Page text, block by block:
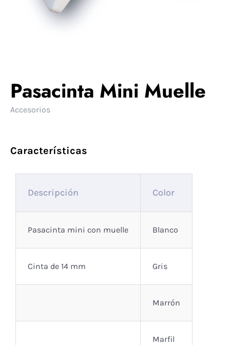
Pasacinta Mini Muelle
Accesorios
Características
Descripción Color
Pasacinta mini con muelle Blanco
Cinta de 14 mm Gris
Marrón
Marfil